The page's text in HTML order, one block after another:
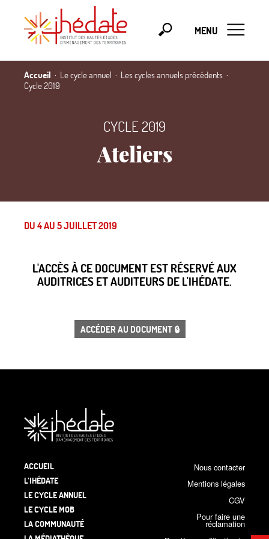
MENU
Accueil Le cycle annuel
Les cycles annuels précédents
Cycle 2019
CYCLE 2019
Ateliers
DU 4 AU 5 JUILLET 2019
L'ACCÈS À CE DOCUMENT EST RÉSERVÉ AUX
AUDITRICES ET AUDITEURS DE L'IHÉDATE.
ACCÉDER AU DOCUMENT 🔒
ACCUEIL
L’IHÉDATE
LE CYCLE ANNUEL
LE CYCLE MOB
LA COMMUNAUTÉ
Nous contacter
Mentions légales
CGV
Pour faire une
réclamation